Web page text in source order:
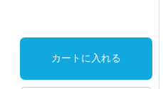
カートに入れる